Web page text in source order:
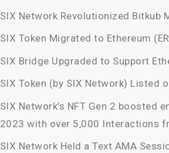
SIX Network Revolutionized Bitkub
SIX Token Migrated to Ethereum
SIX Bridge Upgraded to Support
SIX Token (by SIX Network) Listed
SIX Network’s NFT Gen 2 boosted
2023 with over 5,000 Interactions
SIX Network Held a Text AMA